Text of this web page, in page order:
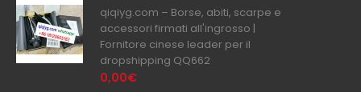
qiqiyg.com – Borse, abiti, scarpe e
accessori firmati all'ingrosso |
Fornitore cinese leader per il
dropshipping QQ662
0,00€